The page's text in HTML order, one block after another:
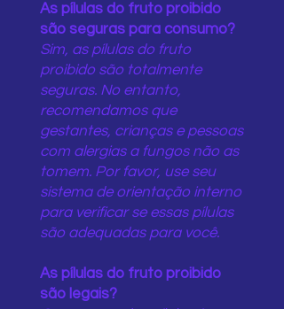
As pílulas do fruto proibido
são seguras para consumo?
Sim, as pílulas do fruto
proibido são totalmente
seguras. No entanto,
recomendamos que
gestantes, crianças e pessoas
com alergias a fungos não as
tomem. Por favor, use seu
sistema de orientação interno
para verificar se essas pílulas
são adequadas para você.
As pílulas do fruto proibido
são legais?